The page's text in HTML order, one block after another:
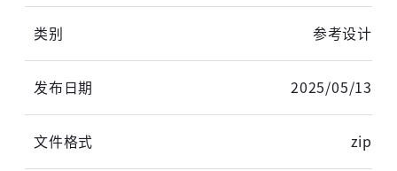
同意 服务协议 。
参考设计
2025/05/13
zip